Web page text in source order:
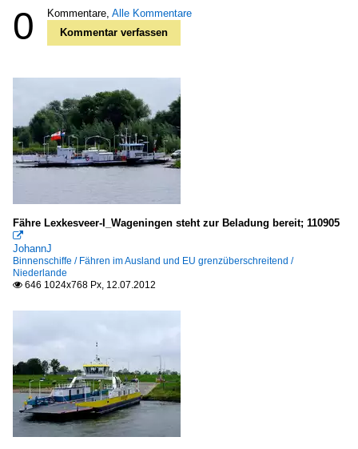
0 Kommentare, Alle Kommentare
Kommentar verfassen
Fähre Lexkesveer-I_Wageningen steht zur Beladung bereit; 110905

JohannJ
Binnenschiffe / Fähren im Ausland und EU grenzüberschreitend /
Niederlande
 646 1024x768 Px, 12.07.2012